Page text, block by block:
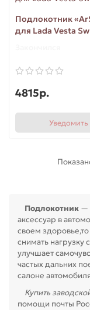
Подлокотник
для Lada Vesta
4815р.
Уведомить
Подлокотник —
аксессуар в
своем
снимать
улучшает
частых дальних
салоне
Купить
помощи почты